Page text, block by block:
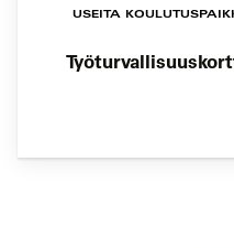
USEITA